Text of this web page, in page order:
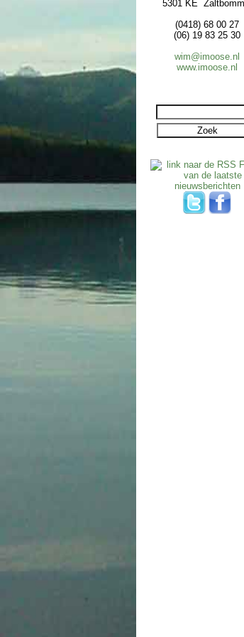
5301 KE
(0418) 68 00 27
(06) 19 83 25 30
wim@imoose.nl
www.imoose.nl